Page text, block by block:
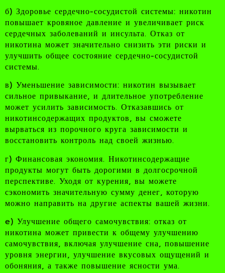
б) Здоровье сердечно-сосудистой системы: никотин
повышает кровяное давление и увеличивает риск
сердечных заболеваний и инсульта. Отказ от
никотина может значительно снизить эти риски и
улучшить общее состояние сердечно-сосудистой
системы.
в) Уменьшение зависимости: никотин вызывает
сильное привыкание, и длительное употребление
может усилить зависимость. Отказавшись от
никотинсодержащих продуктов, вы сможете
вырваться из порочного круга зависимости и
восстановить контроль над своей жизнью.
г) Финансовая экономия. Никотинсодержащие
продукты могут быть дорогими в долгосрочной
перспективе. Уходя от курения, вы можете
сэкономить значительную сумму денег, которую
можно направить на другие аспекты вашей жизни.
e) Улучшение общего самочувствия: отказ от
никотина может привести к общему улучшению
самочувствия, включая улучшение сна, повышение
уровня энергии, улучшение вкусовых ощущений и
обоняния, а также повышение ясности ума.